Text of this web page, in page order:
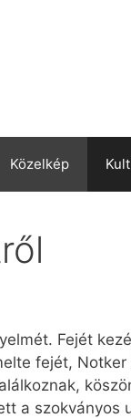
Közelkép
Fejét
fejét, Notker
a szokványos